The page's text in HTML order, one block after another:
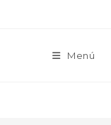
Menú